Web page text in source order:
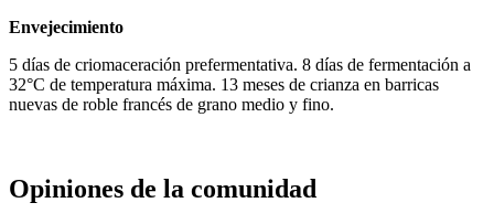
Envejecimiento
5 días de criomaceración prefermentativa. 8 días de fermentación a
32°C de temperatura máxima. 13 meses de crianza en barricas
nuevas de roble francés de grano medio y fino.
Opiniones de la comunidad